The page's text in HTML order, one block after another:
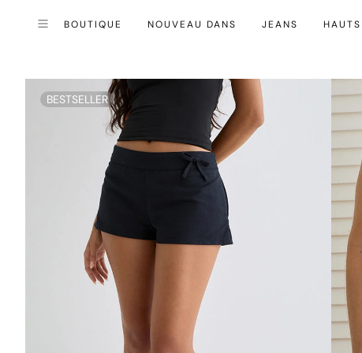
Menu
Fermer (esc)BOUTIQUE NOUVEAU DANS JEANS HAUTS
BESTSELLER